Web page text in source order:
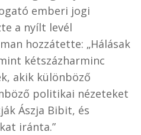
emberi jogi
a nyílt levél
hozzátette: „Hálásak
kétszázharminc
akik különböző
politikai nézeteket
Ászja Bibit, és
iránta.”